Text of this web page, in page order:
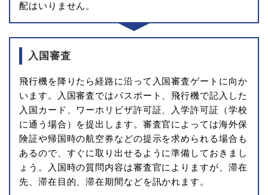
配はいりません。
入国審査
飛行機を降りたら経路に沿って入国審査ゲートに向か
います。入国審査ではパスポート、飛行機で記入した
入国カード、ワーホリビザ許可証、入学許可証（学校
に通う場合）を提出します。審査官によっては海外保
険証や帰国時の航空券などの提示を求められる場合も
あるので、すぐに取り出せるように準備しておきまし
ょう。入国時の質問内容は審査官によりますが、滞在
先、滞在目的、滞在期間などを訊かれます。